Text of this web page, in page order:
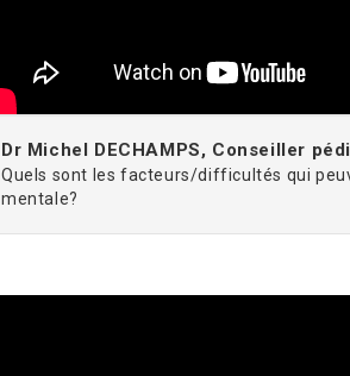
Dr Michel DECHAMPS, Conseiller
Quels sont les facteurs/difficultés qui
mentale?